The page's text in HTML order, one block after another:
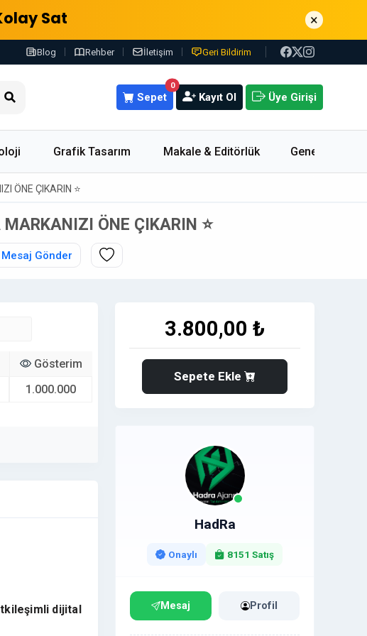
Sat ×
Blog Rehber İletişim Geri Bildirim
0
Sepet Kayıt Ol Üye Girişi
Grafik Tasarım Makale & Editörlük Genel
ÖNE ÇIKARIN ⭐
ÖNE ÇIKARIN ⭐
Mesaj Gönder
Gösterim
1.000.000
dijital
3.800,00 ₺
Sepete Ekle
HadRa
Onaylı 8151 Satış
Mesaj Profil